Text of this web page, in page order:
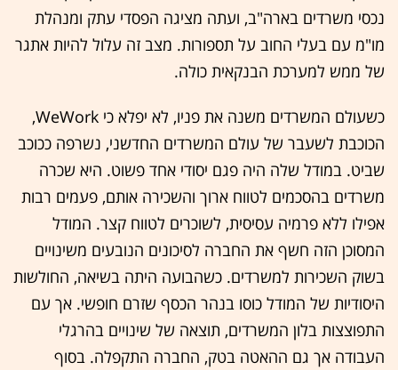
נכסי משרדים בארה"ב, ועתה מציגה הפסדי עתק ומנהלת
מו"מ עם בעלי החוב על תספורות. מצב זה עלול להיות אתגר
של ממש למערכת הבנקאית כולה.
כשעולם המשרדים משנה את פניו, לא יפלא כי WeWork,
הכוכבת לשעבר של עולם המשרדים החדשני, נשרפה ככוכב
שביט. במודל שלה היה פגם יסודי אחד פשוט. היא שכרה
משרדים בהסכמים לטווח ארוך והשכירה אותם, פעמים רבות
אפילו ללא פרמיה עסיסית, לשוכרים לטווח קצר. המודל
המסוכן הזה חשף את החברה לסיכונים הנובעים משינויים
בשוק השכירות למשרדים. כשהבועה היתה בשיאה, החולשות
היסודיות של המודל כוסו בנהר הכסף שזרם חופשי. אך עם
התפוצצות בלון המשרדים, תוצאה של שינויים בהרגלי
העבודה אך גם ההאטה בטק, החברה התקפלה. בסוף